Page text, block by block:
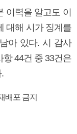
이력을 알고도 이
대해 시가 징계를
아 있다. 시 감사
44건 중 33건은
배포 금지